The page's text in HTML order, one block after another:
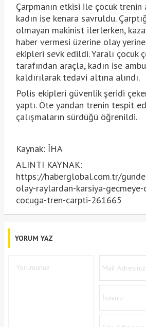
Çarpmanın etkisi ile çocuk trenin
kadın ise kenara savruldu.
olmayan makinist ilerlerken,
haber vermesi üzerine olay
ekipleri sevk edildi. Yaralı çocuk
tarafından araçla, kadın ise
kaldırılarak tedavi altına alındı.
Polis ekipleri güvenlik şeridi
yaptı. Öte yandan trenin tespit
çalışmaların sürdüğü öğrenildi.
Kaynak: İHA
ALINTI KAYNAK:
https://haberglobal.com.tr/
olay-raylardan-karsiya-
cocuga-tren-carpti-261665
YORUM YAZ